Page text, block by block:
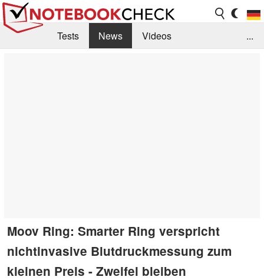
Tests News
Videos
...
Moov Ring: Smarter Ring verspricht
nichtinvasive Blutdruckmessung zum
kleinen Preis - Zweifel bleiben